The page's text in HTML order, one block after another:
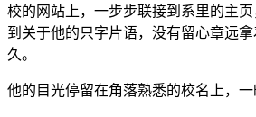
校的网站上，一步步联接到系里的主
到关于他的只字片语，没有留心章远
久。
他的目光停留在角落熟悉的校名上，一